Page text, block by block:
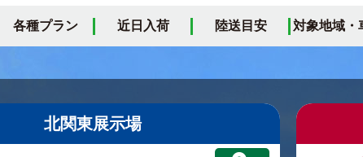
各種プラン 近日入荷 陸送目安 対象地域・
北関東展示場